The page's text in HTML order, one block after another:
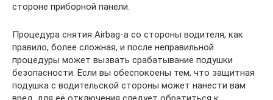
стороне приборной панели.
Процедура снятия Airbag-а со стороны водителя, как
правило, более сложная, и после неправильной
процедуры может вызвать срабатывание подушки
безопасности. Если вы обеспокоены тем, что защитная
подушка с водительской стороны может нанести вам